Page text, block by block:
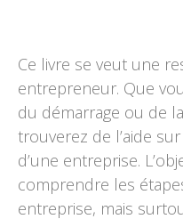
Ce livre se veut une
entrepreneur. Que
du démarrage ou de
trouverez de l’aide
d’une entreprise.
comprendre les
entreprise, mais